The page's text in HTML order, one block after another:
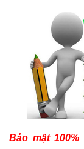
Bảo mật